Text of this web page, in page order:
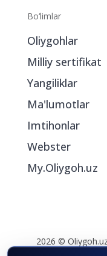
Bo‘limlar
Oliygohlar
Milliy sertifikat
Yangiliklar
Ma'lumotlar
Imtihonlar
Webster
My.Oliygoh.uz
2026 ©